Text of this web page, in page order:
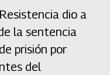
dio a
la sentencia
prisión por
del